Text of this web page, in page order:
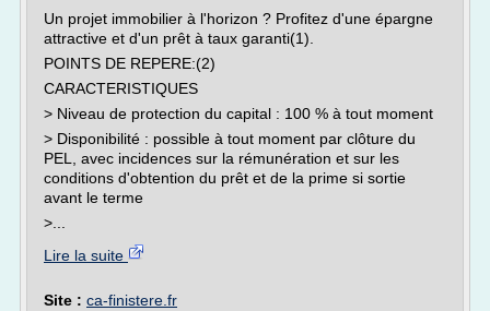
Un projet immobilier à l'horizon ? Profitez d'une épargne
attractive et d'un prêt à taux garanti(1).
POINTS DE REPERE:(2)
CARACTERISTIQUES
> Niveau de protection du capital : 100 % à tout moment
> Disponibilité : possible à tout moment par clôture du
PEL, avec incidences sur la rémunération et sur les
conditions d'obtention du prêt et de la prime si sortie
avant le terme
>...
Lire la suite
Site : ca-finistere.fr